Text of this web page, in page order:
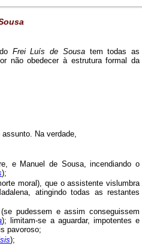
Frei Luís de Sousatem todas as
não obedecer à estrutura formal da
Na verdade,
e Manuel de Sousa, incendiando o
);
moral), que o assistente vislumbra
atingindo todas as restantes
pudessem e assim conseguissem
); limitam-se a aguardar, impotentes e
pavoroso;
);